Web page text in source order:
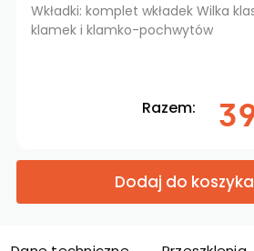
Wkładki: komplet wkładek Wilka
klamek i klamko-pochwytów
Razem:
Dodaj do koszyka